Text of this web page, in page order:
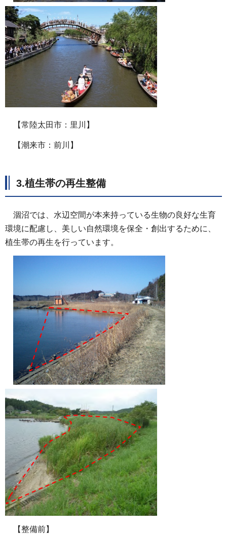
【常陸太田市：里川】
【潮来市：前川】
3.植生帯の再生整備
涸沼では、水辺空間が本来持っている生物の良好な生育
環境に配慮し、美しい自然環境を保全・創出するために、
植生帯の再生を行っています。
【整備前】